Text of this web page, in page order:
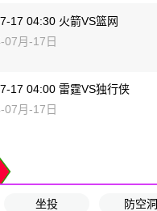
17 04:30 火箭VS篮网
07月-17日
17 04:00 雷霆VS独行侠
07月-17日
坐投 防空洞